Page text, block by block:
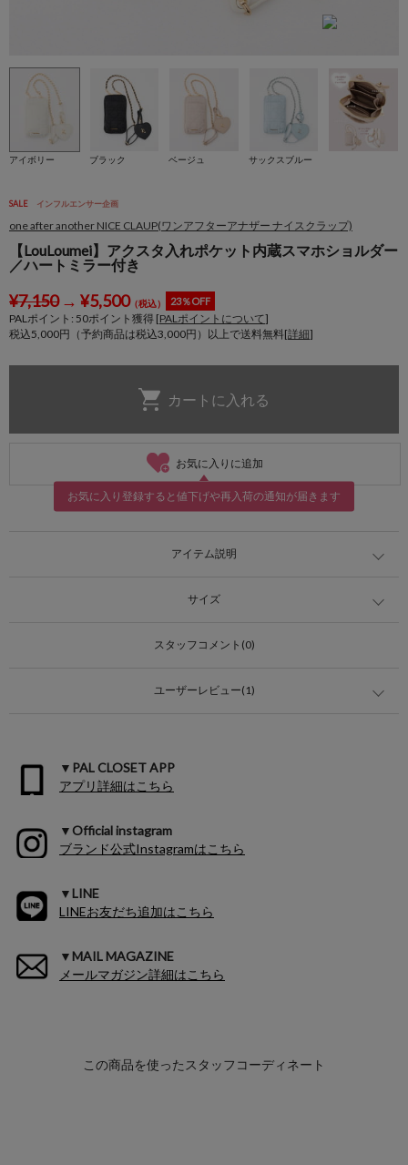
アイボリー ブラック ベージュ サックスブルー
SALE インフルエンサー企画
one after another NICE CLAUP(ワンアフターアナザー ナイスクラップ)
【LouLoumei】アクスタ入れポケット内蔵スマホショルダー
／ハートミラー付き
¥7,150→ ¥5,500（税込） 23％OFF
PALポイント: 50ポイント獲得 [PALポイントについて]
税込5,000円（予約商品は税込3,000円）以上で送料無料[詳細]
お気に入りに追加
お気に入り登録すると値下げや再入荷の通知が届きます
アイテム説明
サイズ
スタッフコメント(0)
ユーザーレビュー(1)
▼PAL CLOSET APP
アプリ詳細はこちら
▼Official instagram
ブランド公式Instagramはこちら
▼LINE
LINEお友だち追加はこちら
▼MAIL MAGAZINE
メールマガジン詳細はこちら